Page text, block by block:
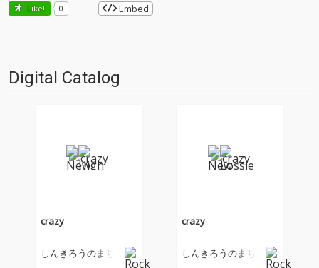
Like! 0 Embed
Digital Catalog
crazy
しんきろうのまち
crazy
しんきろうのまち